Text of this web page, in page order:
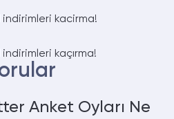
kacirma!
kaçırma!
Anket Oyları Ne